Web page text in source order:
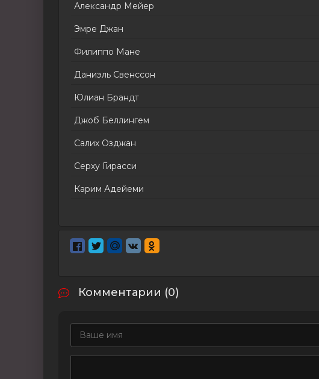
Александр Мейер
Эмре Джан
Филиппо Мане
Даниэль Свенссон
Юлиан Брандт
Джоб Беллингем
Салих Озджан
Серху Гирасси
Карим Адейеми
Комментарии (0)